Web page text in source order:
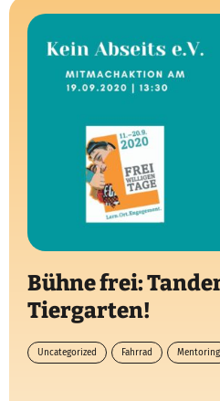
Bühne frei:
Tiergarten!
Uncategorized Fahrrad Mentoring